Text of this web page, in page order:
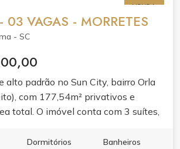
VENDA
03 VAGAS - MORRETES
- SC
alto padrão no Sun City, bairro Orla
com 177,54m² privativos e
total. O imóvel conta com 3 suítes,
conforto com living amplo, banheira
Dormitórios
Banheiros